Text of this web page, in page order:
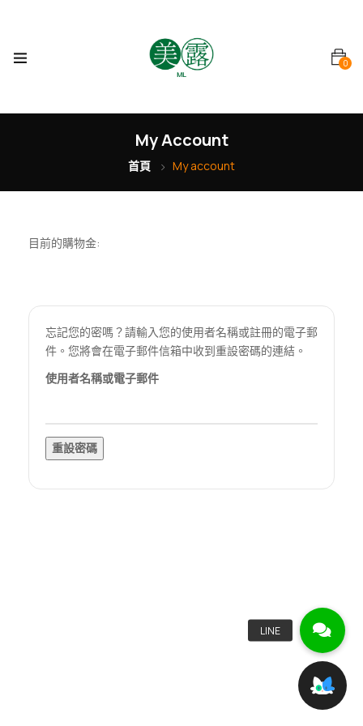
0
My Account
首頁 My account
目前的購物金:
忘記您的密嗎？請輸入您的使用者名稱或註冊的電子郵
件。您將會在電子郵件信箱中收到重設密碼的連結。
使用者名稱或電子郵件
重設密碼